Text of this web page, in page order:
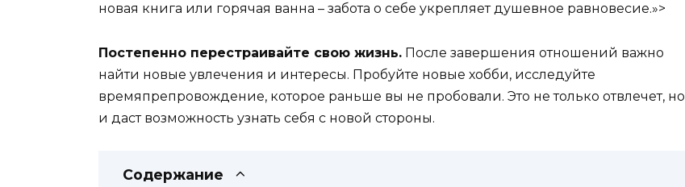
новая книга или горячая ванна – забота о себе укрепляет душевное равновесие.»>
Постепенно перестраивайте свою жизнь. После завершения отношений важно
найти новые увлечения и интересы. Пробуйте новые хобби, исследуйте
времяпрепровождение, которое раньше вы не пробовали. Это не только отвлечет, но
и даст возможность узнать себя с новой стороны.
Содержание